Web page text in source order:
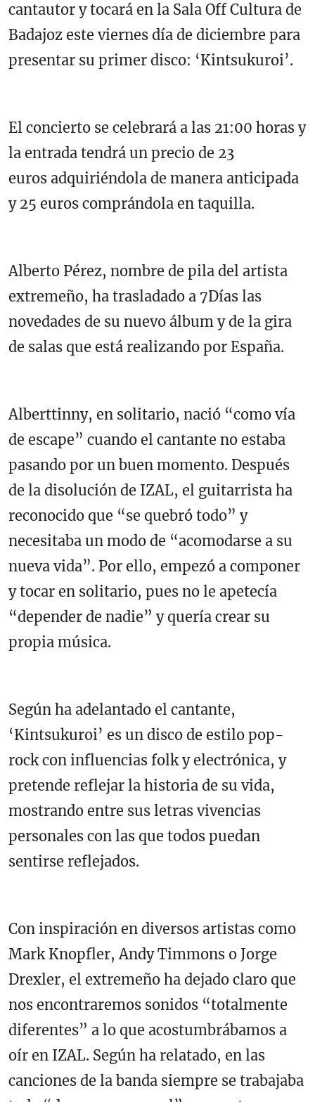
cantautor y tocará en la Sala Off Cultura de
Badajoz este viernes día de diciembre para
presentar su primer disco: ‘Kintsukuroi’.
El concierto se celebrará a las 21:00 horas y
la entrada tendrá un precio de 23
euros adquiriéndola de manera anticipada
y 25 euros comprándola en taquilla.
Alberto Pérez, nombre de pila del artista
extremeño, ha trasladado a 7Días las
novedades de su nuevo álbum y de la gira
de salas que está realizando por España.
Alberttinny, en solitario, nació “como vía
de escape” cuando el cantante no estaba
pasando por un buen momento. Después
de la disolución de IZAL, el guitarrista ha
reconocido que “se quebró todo” y
necesitaba un modo de “acomodarse a su
nueva vida”. Por ello, empezó a componer
y tocar en solitario, pues no le apetecía
“depender de nadie” y quería crear su
propia música.
Según ha adelantado el cantante,
‘Kintsukuroi’ es un disco de estilo pop-
rock con influencias folk y electrónica, y
pretende reflejar la historia de su vida,
mostrando entre sus letras vivencias
personales con las que todos puedan
sentirse reflejados.
Con inspiración en diversos artistas como
Mark Knopfler, Andy Timmons o Jorge
Drexler, el extremeño ha dejado claro que
nos encontraremos sonidos “totalmente
diferentes” a lo que acostumbrábamos a
oír en IZAL. Según ha relatado, en las
canciones de la banda siempre se trabajaba